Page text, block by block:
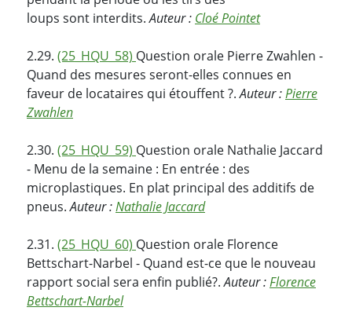
loups sont interdits.Auteur : Cloé Pointet
2.29. (25_HQU_58) Question orale Pierre Zwahlen -
Quand des mesures seront-elles connues en
faveur de locataires qui étouffent ?.Auteur :Pierre
Zwahlen
2.30. (25_HQU_59) Question orale Nathalie Jaccard
- Menu de la semaine : En entrée : des
microplastiques. En plat principal des additifs de
pneus.Auteur :Nathalie Jaccard
2.31. (25_HQU_60) Question orale Florence
Bettschart-Narbel - Quand est-ce que le nouveau
rapport social sera enfin publié?.Auteur :Florence
Bettschart-Narbel